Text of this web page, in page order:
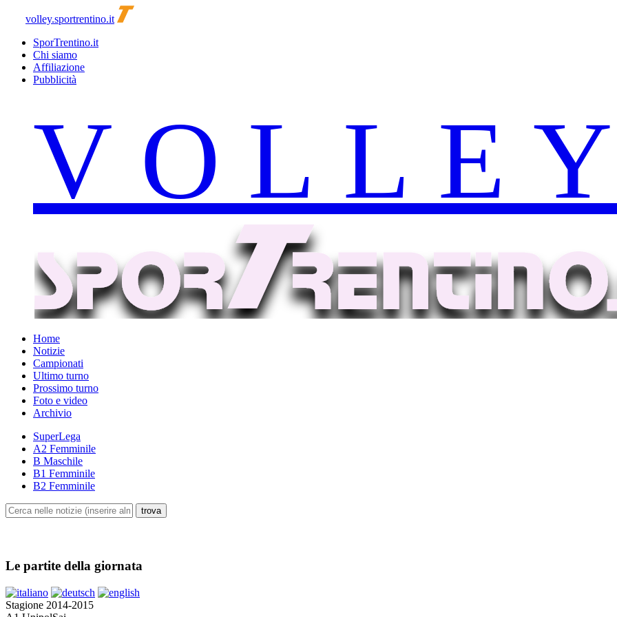
volley.sportrentino.it
SporTrentino.it
Chi siamo
Affiliazione
Pubblicità
Home
Notizie
Campionati
Ultimo turno
Prossimo turno
Foto e video
Archivio
SuperLega
A2 Femminile
B Maschile
B1 Femminile
B2 Femminile
Le partite della giornata
Stagione 2014-2015